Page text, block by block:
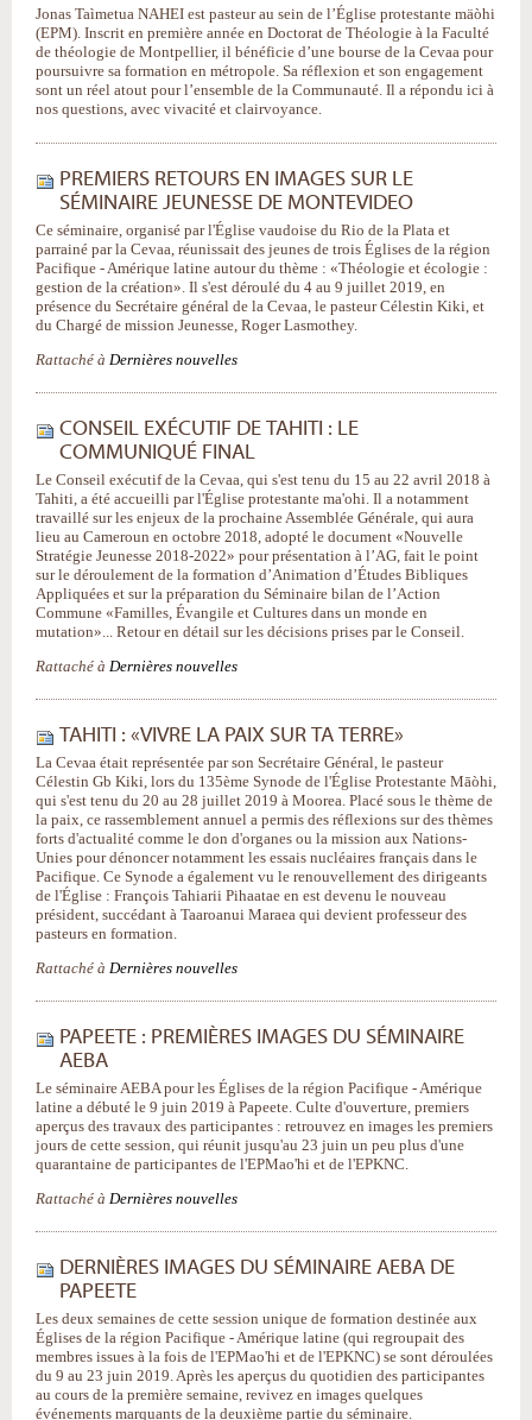
Jonas Taìmetua NAHEI est pasteur au sein de l’Église protestante mäòhi
(EPM). Inscrit en première année en Doctorat de Théologie à la Faculté
de théologie de Montpellier, il bénéficie d’une bourse de la Cevaa pour
poursuivre sa formation en métropole. Sa réflexion et son engagement
sont un réel atout pour l’ensemble de la Communauté. Il a répondu ici à
nos questions, avec vivacité et clairvoyance.
PREMIERS RETOURS EN IMAGES SUR LE
SÉMINAIRE JEUNESSE DE MONTEVIDEO
Ce séminaire, organisé par l'Église vaudoise du Rio de la Plata et
parrainé par la Cevaa, réunissait des jeunes de trois Églises de la région
Pacifique - Amérique latine autour du thème : «Théologie et écologie :
gestion de la création». Il s'est déroulé du 4 au 9 juillet 2019, en
présence du Secrétaire général de la Cevaa, le pasteur Célestin Kiki, et
du Chargé de mission Jeunesse, Roger Lasmothey.
Rattaché à Dernières nouvelles
CONSEIL EXÉCUTIF DE TAHITI : LE
COMMUNIQUÉ FINAL
Le Conseil exécutif de la Cevaa, qui s'est tenu du 15 au 22 avril 2018 à
Tahiti, a été accueilli par l'Église protestante ma'ohi. Il a notamment
travaillé sur les enjeux de la prochaine Assemblée Générale, qui aura
lieu au Cameroun en octobre 2018, adopté le document «Nouvelle
Stratégie Jeunesse 2018-2022» pour présentation à l’AG, fait le point
sur le déroulement de la formation d’Animation d’Études Bibliques
Appliquées et sur la préparation du Séminaire bilan de l’Action
Commune «Familles, Évangile et Cultures dans un monde en
mutation»... Retour en détail sur les décisions prises par le Conseil.
Rattaché à Dernières nouvelles
TAHITI : «VIVRE LA PAIX SUR TA TERRE»
La Cevaa était représentée par son Secrétaire Général, le pasteur
Célestin Gb Kiki, lors du 135ème Synode de l'Église Protestante Māòhi,
qui s'est tenu du 20 au 28 juillet 2019 à Moorea. Placé sous le thème de
la paix, ce rassemblement annuel a permis des réflexions sur des thèmes
forts d'actualité comme le don d'organes ou la mission aux Nations-
Unies pour dénoncer notamment les essais nucléaires français dans le
Pacifique. Ce Synode a également vu le renouvellement des dirigeants
de l'Église : François Tahiarii Pihaatae en est devenu le nouveau
président, succédant à Taaroanui Maraea qui devient professeur des
pasteurs en formation.
Rattaché à Dernières nouvelles
PAPEETE : PREMIÈRES IMAGES DU SÉMINAIRE
AEBA
Le séminaire AEBA pour les Églises de la région Pacifique - Amérique
latine a débuté le 9 juin 2019 à Papeete. Culte d'ouverture, premiers
aperçus des travaux des participantes : retrouvez en images les premiers
jours de cette session, qui réunit jusqu'au 23 juin un peu plus d'une
quarantaine de participantes de l'EPMao'hi et de l'EPKNC.
Rattaché à Dernières nouvelles
DERNIÈRES IMAGES DU SÉMINAIRE AEBA DE
PAPEETE
Les deux semaines de cette session unique de formation destinée aux
Églises de la région Pacifique - Amérique latine (qui regroupait des
membres issues à la fois de l'EPMao'hi et de l'EPKNC) se sont déroulées
du 9 au 23 juin 2019. Après les aperçus du quotidien des participantes
au cours de la première semaine, revivez en images quelques
événements marquants de la deuxième partie du séminaire.